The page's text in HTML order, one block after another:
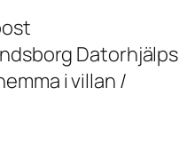
Datorhjälps
i villan /